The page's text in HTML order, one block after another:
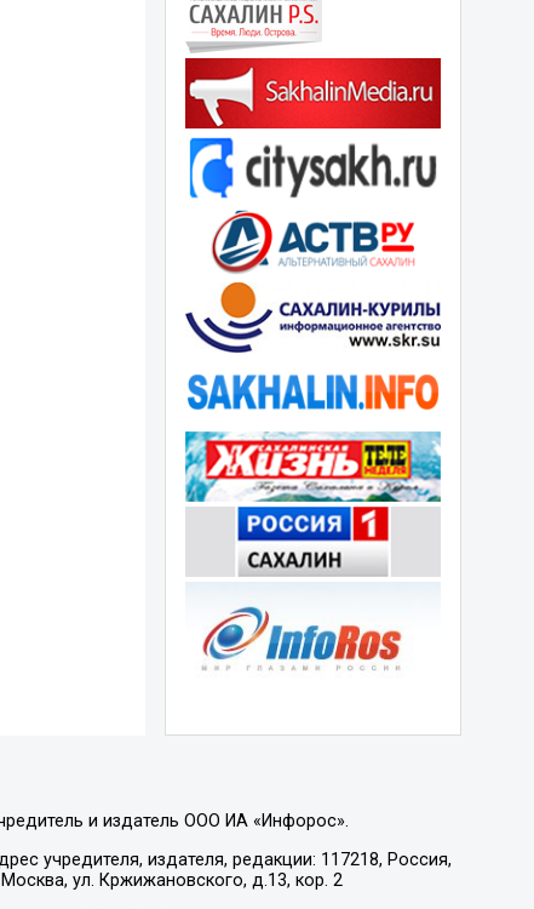
и издатель ООО ИА «Инфорос».
учредителя, издателя, редакции: 117218, Россия,
Москва, ул. Кржижановского, д.13, кор. 2